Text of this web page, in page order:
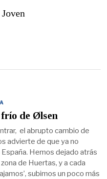
de Ølsen
el abrupto cambio de
advierte de que ya no
Hemos dejado atrás
de Huertas, y a cada
subimos un poco más